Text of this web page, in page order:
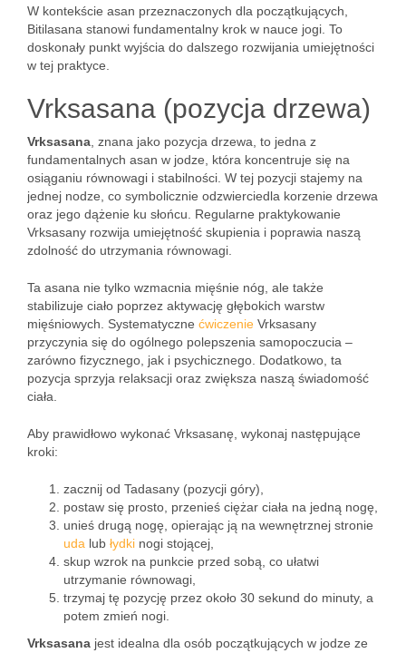
W kontekście asan przeznaczonych dla początkujących,
Bitilasana stanowi fundamentalny krok w nauce jogi. To
doskonały punkt wyjścia do dalszego rozwijania umiejętności
w tej praktyce.
Vrksasana (pozycja drzewa)
Vrksasana , znana jako pozycja drzewa, to jedna z
fundamentalnych asan w jodze, która koncentruje się na
osiąganiu równowagi i stabilności. W tej pozycji stajemy na
jednej nodze, co symbolicznie odzwierciedla korzenie drzewa
oraz jego dążenie ku słońcu. Regularne praktykowanie
Vrksasany rozwija umiejętność skupienia i poprawia naszą
zdolność do utrzymania równowagi.
Ta asana nie tylko wzmacnia mięśnie nóg, ale także
stabilizuje ciało poprzez aktywację głębokich warstw
mięśniowych. Systematyczne ćwiczenie Vrksasany
przyczynia się do ogólnego polepszenia samopoczucia –
zarówno fizycznego, jak i psychicznego. Dodatkowo, ta
pozycja sprzyja relaksacji oraz zwiększa naszą świadomość
ciała.
Aby prawidłowo wykonać Vrksasanę, wykonaj następujące
kroki:
zacznij od Tadasany (pozycji góry),
postaw się prosto, przenieś ciężar ciała na jedną nogę,
unieś drugą nogę, opierając ją na wewnętrznej stronie
uda lub łydki nogi stojącej,
skup wzrok na punkcie przed sobą, co ułatwi
utrzymanie równowagi,
trzymaj tę pozycję przez około 30 sekund do minuty, a
potem zmień nogi.
Vrksasana jest idealna dla osób początkujących w jodze ze